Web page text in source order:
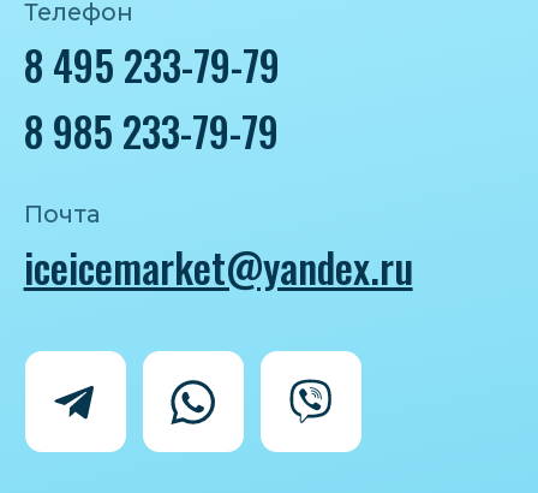
Политика конфиденциальности
Согласие на обработку персональных
данных